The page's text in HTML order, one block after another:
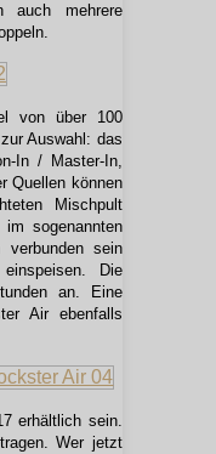
auch mehrere
von über 100
Auswahl: das
In / Master-In,
Quellen können
Mischpult
sogenannten
verbunden sein
Die
an. Eine
Air ebenfalls
erhältlich sein.
Wer jetzt